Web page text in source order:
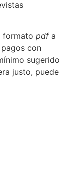
formato pdfa
con
sugerido
justo, puede